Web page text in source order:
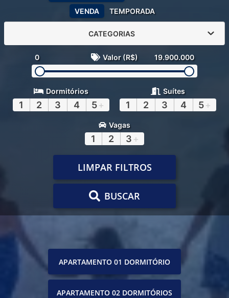
VENDA TEMPORADA
CATEGORIAS
0 Valor (R$) 19.900.000
Dormitórios
1 2 3 4 5+
Suítes
1 2 3 4 5+
Vagas
1 2 3 +
LIMPAR FILTROS
BUSCAR
APARTAMENTO 01 DORMITÓRIO
APARTAMENTO 02 DORMITÓRIOS